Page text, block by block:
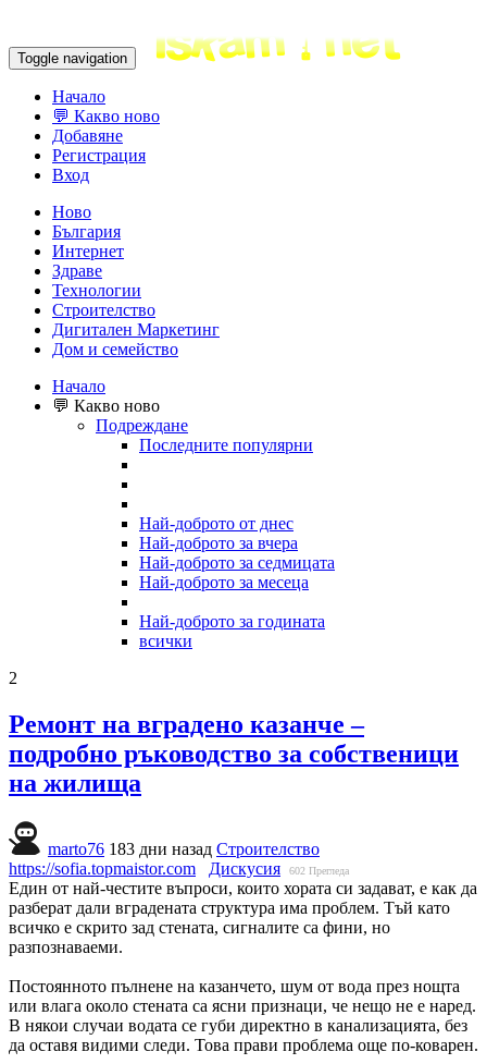
Toggle navigation
Начало
💬 Какво ново
Добавяне
Регистрация
Вход
Ново
България
Интернет
Здраве
Технологии
Строителство
Дигитален Маркетинг
Дом и семейство
Начало
💬 Какво ново
Подреждане
Последните популярни
Най-доброто от днес
Най-доброто за вчера
Най-доброто за седмицата
Най-доброто за месеца
Най-доброто за годината
всички
2
Ремонт на вградено казанче –
подробно ръководство за собственици
на жилища
marto76 183 дни назад Строителство
https://sofia.topmaistor.com
Дискусия 602 Прегледа
Един от най-честите въпроси, които хората си задават, е как да
разберат дали вградената структура има проблем. Тъй като
всичко е скрито зад стената, сигналите са фини, но
разпознаваеми.
Постоянното пълнене на казанчето, шум от вода през нощта
или влага около стената са ясни признаци, че нещо не е наред.
В някои случаи водата се губи директно в канализацията, без
да оставя видими следи. Това прави проблема още по-коварен.